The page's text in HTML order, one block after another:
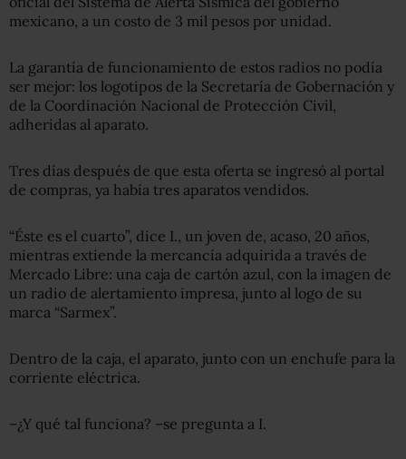
mexicano, a un costo de 3 mil pesos por unidad.
La garantía de funcionamiento de estos radios no podía
ser mejor: los logotipos de la Secretaría de Gobernación y
de la Coordinación Nacional de Protección Civil,
adheridas al aparato.
Tres días después de que esta oferta se ingresó al portal
de compras, ya había tres aparatos vendidos.
“Éste es el cuarto”, dice I., un joven de, acaso, 20 años,
mientras extiende la mercancía adquirida a través de
Mercado Libre: una caja de cartón azul, con la imagen de
un radio de alertamiento impresa, junto al logo de su
marca “Sarmex”.
Dentro de la caja, el aparato, junto con un enchufe para la
corriente eléctrica.
–¿Y qué tal funciona? –se pregunta a I.